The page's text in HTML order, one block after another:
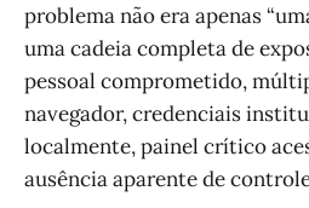
problema não era apenas
uma cadeia completa de
pessoal comprometido,
navegador, credenciais
localmente, painel crítico
ausência aparente de